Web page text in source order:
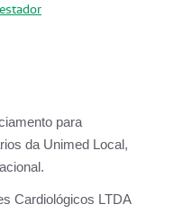
para
da Unimed Local,
Cardiológicos LTDA